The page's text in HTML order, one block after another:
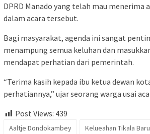
DPRD Manado yang telah mau menerima
dalam acara tersebut.
Bagi masyarakat, agenda ini sangat
menampung semua keluhan dan
mendapat perhatian dari pemerintah.
“Terima kasih kepada ibu ketua dewan
perhatiannya,” ujar seorang warga usai
Post Views: 439
Aaltje Dondokambey Kelueahan Tikala Baru